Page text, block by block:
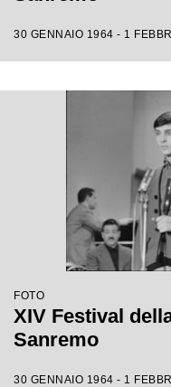
30 GENNAIO 1964 - 1
FOTO
XIV Festival
Sanremo
30 GENNAIO 1964 - 1